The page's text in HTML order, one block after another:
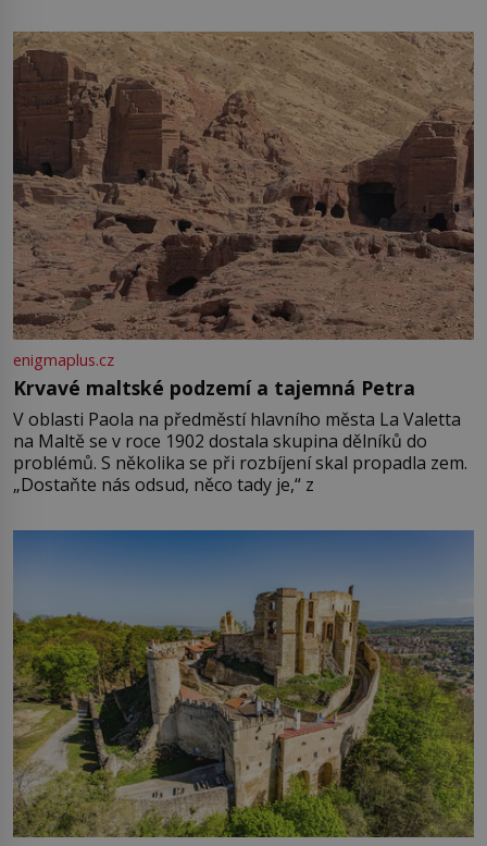
enigmaplus.cz
Krvavé maltské podzemí a tajemná Petra
V oblasti Paola na předměstí hlavního města La Valetta
na Maltě se v roce 1902 dostala skupina dělníků do
problémů. S několika se při rozbíjení skal propadla zem.
„Dostaňte nás odsud, něco tady je,“ z